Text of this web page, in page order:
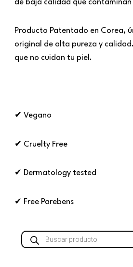
de baja calidad que
Producto Patentado en Corea,
original de alta pureza y
que no cuidan tu piel.
✔ Vegano
✔ Cruelty Free
✔ Dermatology tested
✔ Free Parebens
Búsqueda
de